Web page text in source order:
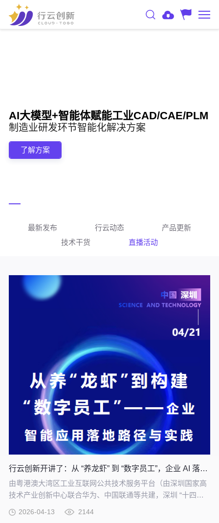
AI大模型+智能体赋能工业CAD/CAE/PLM
制造业研发环节智能化解决方案
了解方案
最新发布 行云动态
产品更新
技术干货
直播活动
行云创新开讲了：从 “养龙虾” 到 “数字员工”，企业 AI 落地实战培训！
由粤港澳大湾区工业互联网公共技术服务平台（由深圳国家高
技术产业创新中心联合华为、中国联通等共建，深圳 “十四五”
——企业智能应用落地路径与实践】专题培训，将于 4 月 21
2026-04-13 2144